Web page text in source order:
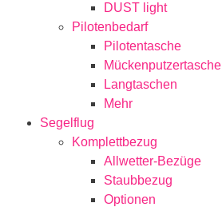
DUST light
Pilotenbedarf
Pilotentasche
Mückenputzertasche
Langtaschen
Mehr
Segelflug
Komplettbezug
Allwetter-Bezüge
Staubbezug
Optionen